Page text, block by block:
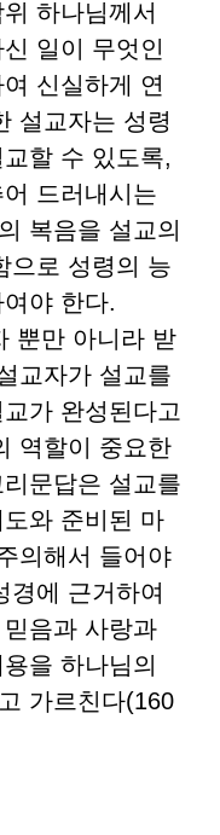
하나님께서
일이 무엇인
신실하게 연
설교자는 성령
할 수 있도록,
드러내시는
복음을 설교의
으로 성령의 능
야 한다.
뿐만 아니라 받
교자가 설교를
가 완성된다고
역할이 중요한
문답은 설교를
와 준비된 마
의해서 들어야
경에 근거하여
음과 사랑과
을 하나님의
가르친다(160